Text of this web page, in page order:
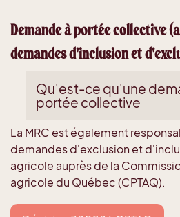
Demande à portée collective
demandes d'inclusion et
Qu'est-ce qu'une
portée collective
La MRC est également
demandes d'exclusion et
agricole auprès de la
agricole du Québec (CPTAQ).